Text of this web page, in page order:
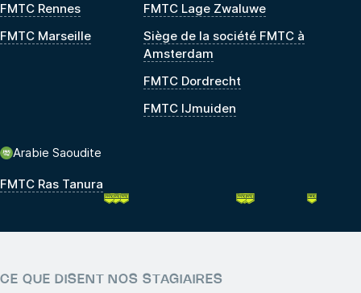
FMTC Rennes
FMTC Marseille
FMTC Lage Zwaluwe
Siège de la société FMTC à
Amsterdam
FMTC Dordrecht
FMTC IJmuiden
Arabie Saoudite
FMTC Ras Tanura
CE QUE DISENT NOS STAGIAIRES